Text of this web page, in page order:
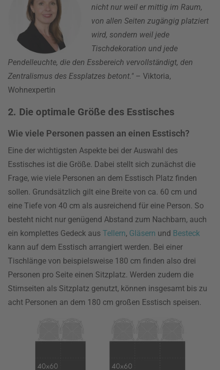
nicht nur weil er mittig im Raum,
von allen Seiten zugängig platziert
wird, sondern weil jede
Tischdekoration und jede
Pendelleuchte, die den Essbereich vervollständigt, den
Zentralismus des Essplatzes betont." – Viktoria,
Wohnexpertin
2. Die optimale Größe des Esstisches
Wie viele Personen passen an einen Esstisch?
Eine der wichtigsten Aspekte bei der Auswahl des
Esstisches ist die Größe. Dabei stellt sich zunächst die
Frage, wie viele Personen an dem Esstisch Platz finden
sollen. Grundsätzlich gilt eine Breite von ca. 60 cm und
eine Tiefe von 40 cm als ausreichend für eine Person. So
besteht nicht nur genügend Abstand zum Nachbarn, auch
ein komplettes Gedeck aus Tellern, Gläsern und Besteck
kann auf dem Esstisch arrangiert werden. Bei einer
Tischlänge von beispielsweise 180 cm finden also drei
Personen pro Seite einen Sitzplatz. Werden zudem die
Stirnseiten als Sitzplatz genutzt, können insgesamt bis zu
acht Personen an dem 180 cm großen Esstisch speisen.